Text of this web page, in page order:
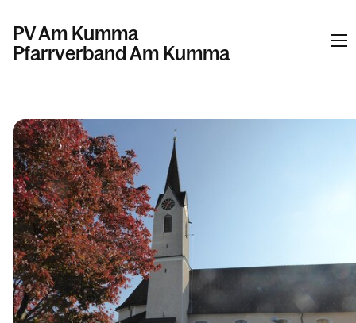
PV Am Kumma
Pfarrverband Am Kumma
Kalender
Personen
Kontakt